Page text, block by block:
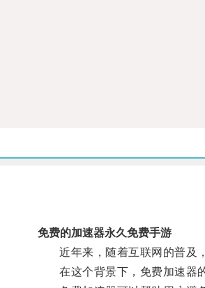
免费的加速器永久免费手游
近年来，随着互联网的普及，
在这个背景下，免费加速器的